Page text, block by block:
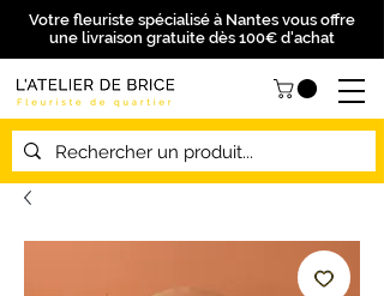
Votre fleuriste spécialisé à Nantes vous offre
une livraison gratuite dès 100€ d'achat